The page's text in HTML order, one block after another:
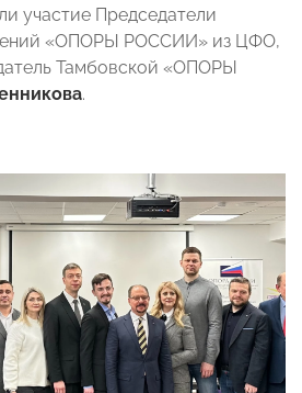
участие Председатели
«ОПОРЫ РОССИИ» из ЦФО,
Тамбовской «ОПОРЫ
.